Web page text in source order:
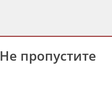
Не пропустите